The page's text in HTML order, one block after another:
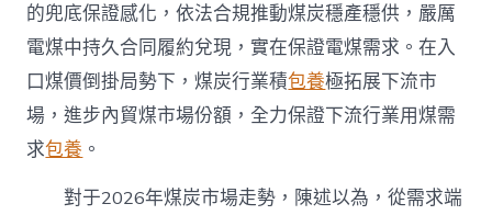
的兜底保證感化，依法合規推動煤炭穩產穩供，嚴厲
電煤中持久合同履約兌現，實在保證電煤需求。在入
口煤價倒掛局勢下，煤炭行業積包養極拓展下流市
場，進步內貿煤市場份額，全力保證下流行業用煤需
求包養 。
對于2026年煤炭市場走勢，陳述以為，從需求端